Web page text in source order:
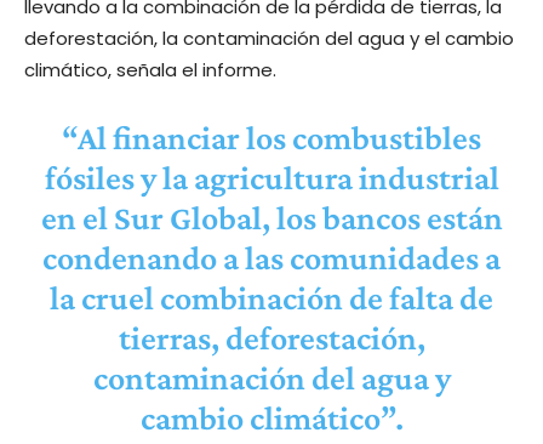
llevando a la combinación de la pérdida de tierras, la
deforestación, la contaminación del agua y el cambio
climático, señala el informe.
“Al financiar los combustibles
fósiles y la agricultura industrial
en el Sur Global, los bancos están
condenando a las comunidades a
la cruel combinación de falta de
tierras, deforestación,
contaminación del agua y
cambio climático”.